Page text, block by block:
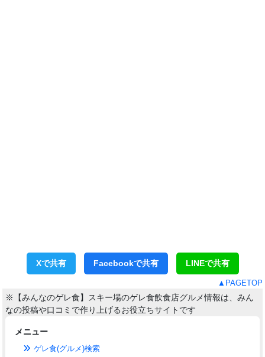
Xで共有 Facebookで共有 LINEで共有
▲PAGETOP
※【みんなのゲレ食】スキー場のゲレ食飲食店グルメ情報は、みん
なの投稿や口コミで作り上げるお役立ちサイトです
メニュー
ゲレ食(グルメ)検索